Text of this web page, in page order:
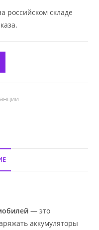
российском складе
— это
аккумуляторы